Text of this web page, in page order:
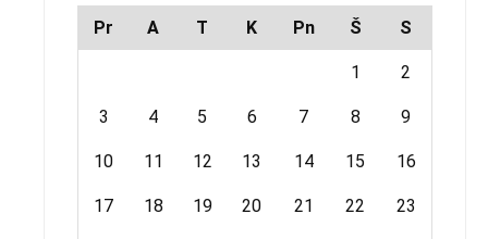
Pr A T K Pn Š S
1 2
3 4 5 6 7 8 9
10 11 12 13 14 15 16
17 18 19 20 21 22 23